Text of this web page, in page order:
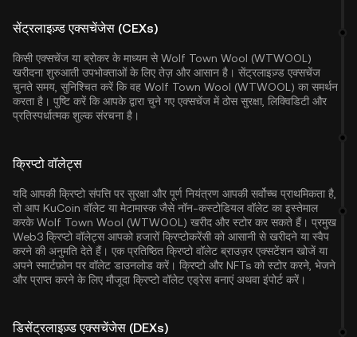
सेंट्रलाइज़्ड एक्सचेंजेस (CEXs)
किसी एक्सचेंज या ब्रोकर के माध्यम से Wolf Town Wool (WTWOOL)
खरीदना शुरुआती उपभोक्ताओं के लिए तेज़ और आसान है। सेंट्रलाइज़्ड एक्सचेंज
चुनते समय, सुनिश्चित करें कि वह Wolf Town Wool (WTWOOL) का समर्थन
करता है। पुष्टि करें कि आपके द्वारा चुने गए एक्सचेंज में ठोस सुरक्षा, लिक्विडिटी और
प्रतिस्पर्धात्मक शुल्क संरचना है।
क्रिप्टो वॉलेट्स
यदि आपकी क्रिप्टो संपत्ति पर सुरक्षा और पूर्ण नियंत्रण आपकी सर्वोच्च प्राथमिकता है,
तो आप KuCoin वॉलेट या मेटामास्क जैसे नॉन-कस्टोडियल वॉलेट का इस्तेमाल
करके Wolf Town Wool (WTWOOL) खरीद और स्टोर कर सकते हैं। प्रमुख
Web3 क्रिप्टो वॉलेट्स आपको हजारों क्रिप्टोकरेंसी को आसानी से खरीदने या स्वैप
करने की अनुमति देते हैं। एक प्रतिष्ठित क्रिप्टो वॉलेट ब्राउज़र एक्सटेंशन खोजें या
अपने स्मार्टफ़ोन पर वॉलेट डाउनलोड करें। क्रिप्टो और NFTs को स्टोर करने, भेजने
और प्राप्त करने के लिए मौजूदा क्रिप्टो वॉलेट एड्रेस बनाएं अथवा इंपोर्ट करें।
डिसेंट्रलाइज़्ड एक्सचेंजेस (DEXs)